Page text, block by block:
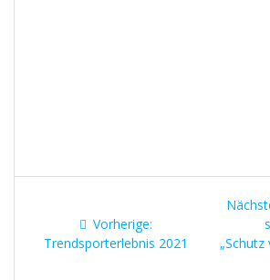
Vorherige:Vorheriger
Beitrag:
Trendsporterlebnis 2021